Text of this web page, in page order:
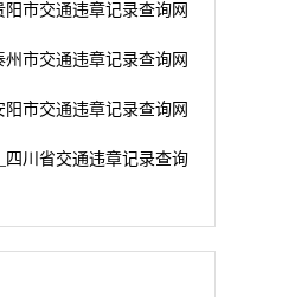
市交通违章记录查询网
市交通违章记录查询网
市交通违章记录查询网
四川省交通违章记录查询